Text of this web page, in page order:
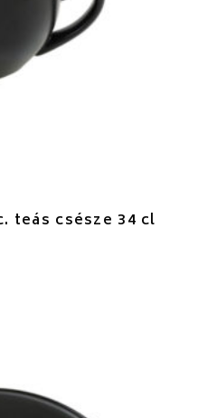
teás csésze 34 cl